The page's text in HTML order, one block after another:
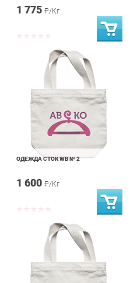
1 775 ₽/Кг
ОДЕЖДА СТОК WB № 2
1 600 ₽/Кг